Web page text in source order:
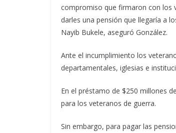
compromiso que firmaron con los
darles una pensión que llegaría a
Nayib Bukele, aseguró González.
Ante el incumplimiento los
departamentales, iglesias e
En el préstamo de $250 millones
para los veteranos de guerra.
Sin embargo, para pagar las